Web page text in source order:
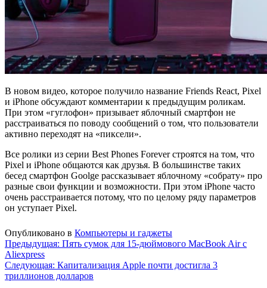
В новом видео, которое получило название Friends React, Pixel
и iPhone обсуждают комментарии к предыдущим роликам.
При этом «гуглофон» призывает яблочный смартфон не
расстраиваться по поводу сообщений о том, что пользователи
активно переходят на «пиксели».
Все ролики из серии Best Phones Forever строятся на том, что
Pixel и iPhone общаются как друзья. В большинстве таких
бесед смартфон Goolge рассказывает яблочному «собрату» про
разные свои функции и возможности. При этом iPhone часто
очень расстраивается потому, что по целому ряду параметров
он уступает Pixel.
Опубликовано в Компьютеры и гаджеты
Навигация
по
записям
Предыдущая: Пять сумок для 15-дюймового MacBook Air с
Aliexpress
Следующая: Капитализация Apple почти достигла 3
триллионов долларов